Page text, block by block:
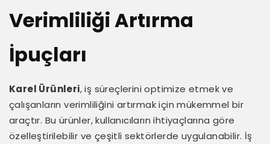
Verimliliği Artırma
İpuçları
Karel Ürünleri, iş süreçlerini optimize etmek ve
çalışanların verimliliğini artırmak için mükemmel bir
araçtır. Bu ürünler, kullanıcıların ihtiyaçlarına göre
özelleştirilebilir ve çeşitli sektörlerde uygulanabilir. İş